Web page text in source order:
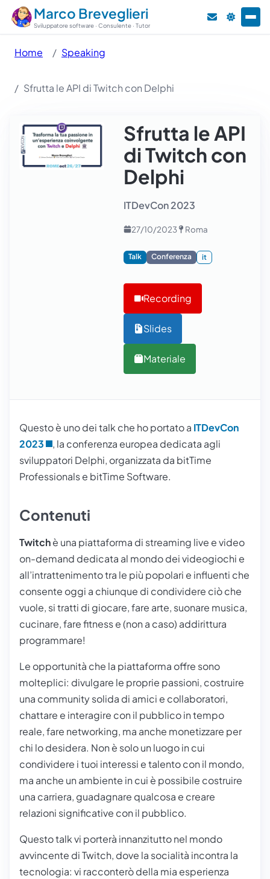
Marco Breveglieri
Sviluppatore software · Consulente · Tutor
Home Speaking
Sfrutta le API di Twitch con Delphi
Sfrutta le API
di Twitch con
Delphi
ITDevCon 2023
27/10/2023 Roma
Talk Conferenza it
Recording
Slides
Materiale
Questo è uno dei talk che ho portato a ITDevCon
2023
, la conferenza europea dedicata agli
sviluppatori Delphi, organizzata da bitTime
Professionalse bitTime Software.
Contenuti
Twitchè una piattaforma di streaming live e video
on-demand dedicata al mondo dei videogiochi e
all’intrattenimento tra le più popolari e influenti che
consente oggi a chiunque di condividere ciò che
vuole, si tratti di giocare, fare arte, suonare musica,
cucinare, fare fitness e (non a caso) addirittura
programmare!
Le opportunità che la piattaforma offre sono
molteplici: divulgare le proprie passioni, costruire
una community solida di amici e collaboratori,
chattare e interagire con il pubblico in tempo
reale, fare networking, ma anche monetizzare per
chi lo desidera. Non è solo un luogo in cui
condividere i tuoi interessi e talento con il mondo,
ma anche un ambiente in cui è possibile costruire
una carriera, guadagnare qualcosa e creare
relazioni significative con il pubblico.
Questo talk vi porterà innanzitutto nel mondo
avvincente di Twitch, dove la socialità incontra la
tecnologia: vi racconterò della mia esperienza